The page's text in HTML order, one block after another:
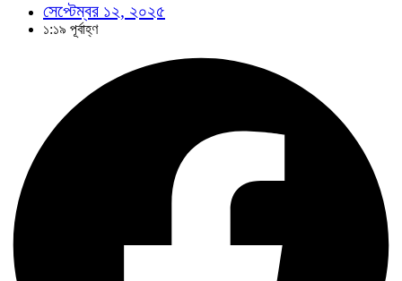
সেপ্টেম্বর ১২, ২০২৫
১:১৯ পূর্বাহ্ণ